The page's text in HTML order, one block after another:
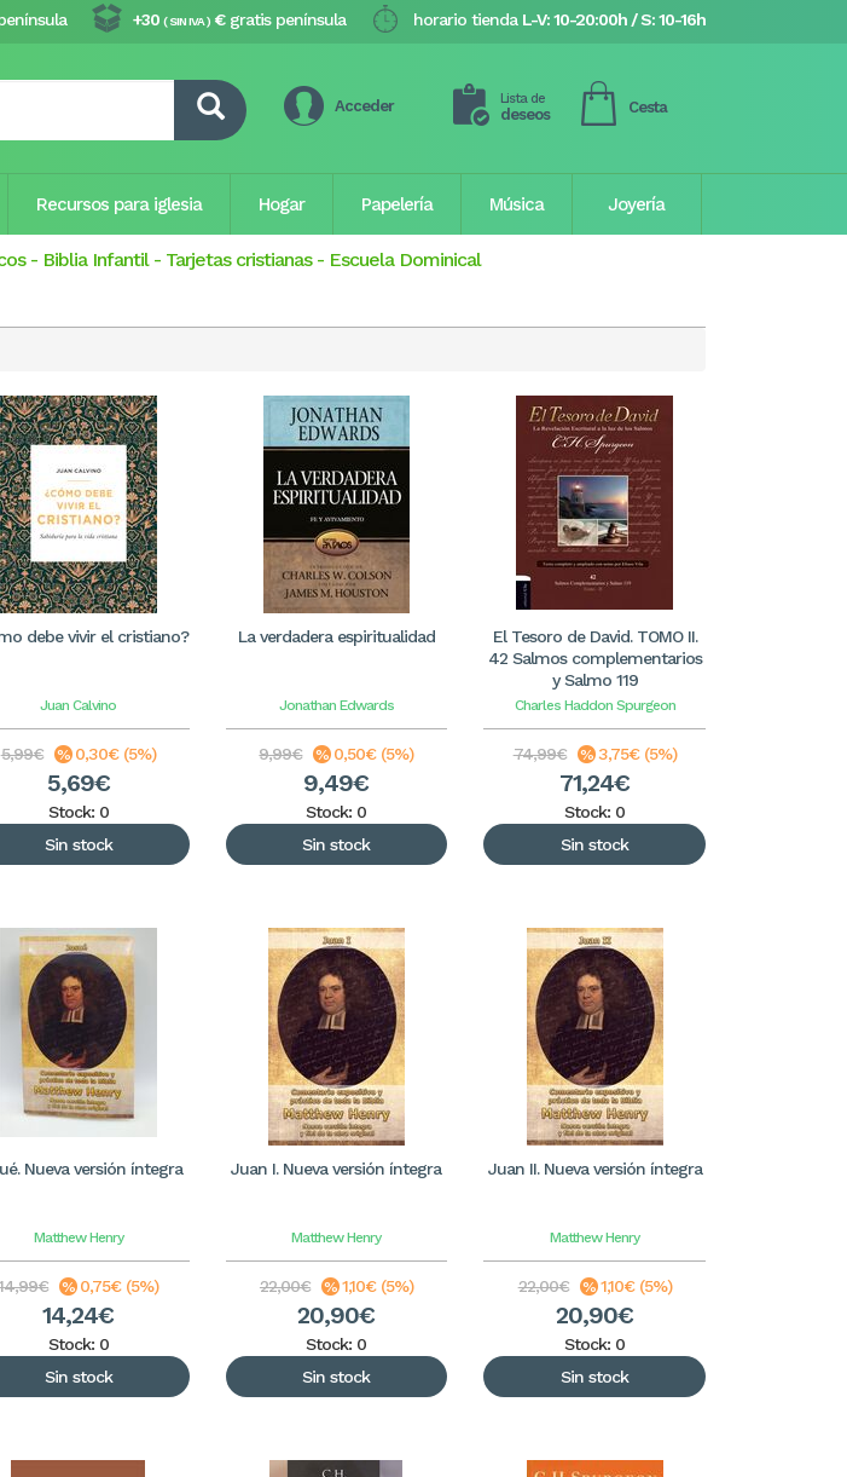
horario tienda L-V: 10-20:00h / S: 10-16h
+30 ( SIN IVA ) €gratis península
Acceder Lista de
deseos Cesta
Recursos para iglesia Hogar Papelería Música Joyería
- Biblia Infantil- Tarjetas cristianas - Escuela Dominical
debe vivir el cristiano?
Juan Calvino
5,99€ 0,30€ (5%)
5,69€
Stock: 0
Sin stock
La verdadera espiritualidad
Jonathan Edwards
9,99€ 0,50€ (5%)
9,49€
Stock: 0
Sin stock
El Tesoro de David. TOMO II.
42 Salmos complementarios
y Salmo 119
Charles Haddon Spurgeon
74,99€ 3,75€ (5%)
71,24€
Stock: 0
Sin stock
Nueva versión íntegra
Matthew Henry
0,75€ (5%)
14,24€
Stock: 0
Sin stock
Juan I. Nueva versión íntegra
Matthew Henry
22,00€ 1,10€ (5%)
20,90€
Stock: 0
Sin stock
Juan II. Nueva versión íntegra
Matthew Henry
22,00€ 1,10€ (5%)
20,90€
Stock: 0
Sin stock